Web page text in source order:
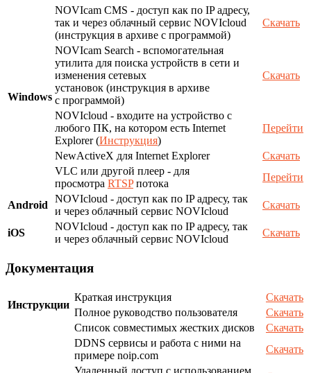
Windows
NOVIcam CMS - доступ как по IP адресу,
так и через облачный сервис NOVIcloud
(инструкция в архиве с программой)
Скачать
NOVIcam Search - вспомогательная
утилита для поиска устройств в сети и
изменения сетевых
установок (инструкция в архиве
с программой)
Скачать
NOVIcloud - входите на устройство с
любого ПК, на котором есть Internet
Explorer (Инструкция)
Перейти
NewActiveX для Internet Explorer
Скачать
VLC или другой плеер - для
просмотра RTSPпотока
Перейти
Android
NOVIcloud - доступ как по IP адресу, так
и через облачный сервис NOVIcloud
Скачать
iOS
NOVIcloud - доступ как по IP адресу, так
и через облачный сервис NOVIcloud
Скачать
Документация
Инструкции
Краткая инструкция
Скачать
Полное руководство пользователя
Скачать
Список совместимых жестких дисков
Скачать
DDNS сервисы и работа с ними на
примере noip.com
Скачать
Удаленный доступ с использованием